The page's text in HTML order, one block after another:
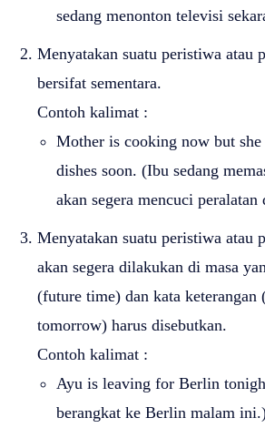
sedang menonton televisi
Menyatakan suatu peristiwa atau
bersifat sementara.
Contoh kalimat :
Mother is cooking now but
dishes soon. (Ibu sedang
akan segera mencuci peralatan
Menyatakan suatu peristiwa atau
akan segera dilakukan di masa
(future time) dan kata keterangan
tomorrow) harus disebutkan.
Contoh kalimat :
Ayu is leaving for Berlin
berangkat ke Berlin malam